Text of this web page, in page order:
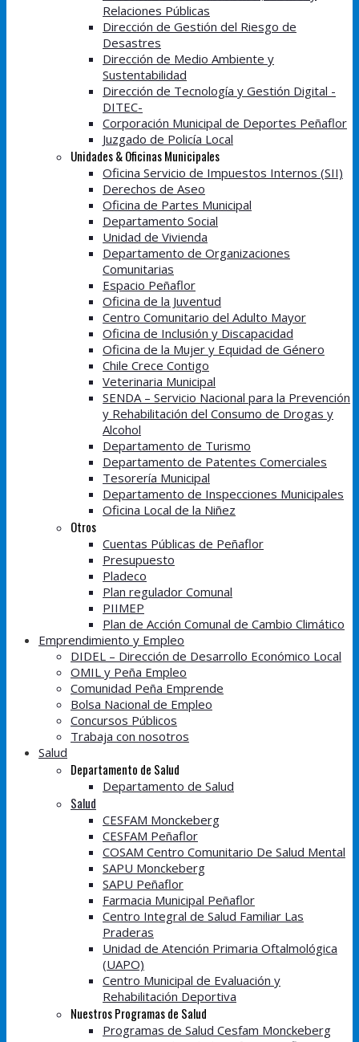
Relaciones Públicas
Dirección de Gestión del Riesgo de
Desastres
Dirección de Medio Ambiente y
Sustentabilidad
Dirección de Tecnología y Gestión Digital -
DITEC-
Corporación Municipal de Deportes Peñaflor
Juzgado de Policía Local
Unidades & Oficinas Municipales
Oficina Servicio de Impuestos Internos (SII)
Derechos de Aseo
Oficina de Partes Municipal
Departamento Social
Unidad de Vivienda
Departamento de Organizaciones
Comunitarias
Espacio Peñaflor
Oficina de la Juventud
Centro Comunitario del Adulto Mayor
Oficina de Inclusión y Discapacidad
Oficina de la Mujer y Equidad de Género
Chile Crece Contigo
Veterinaria Municipal
SENDA – Servicio Nacional para la Prevención
y Rehabilitación del Consumo de Drogas y
Alcohol
Departamento de Turismo
Departamento de Patentes Comerciales
Tesorería Municipal
Departamento de Inspecciones Municipales
Oficina Local de la Niñez
Otros
Cuentas Públicas de Peñaflor
Presupuesto
Pladeco
Plan regulador Comunal
PIIMEP
Plan de Acción Comunal de Cambio Climático
Emprendimiento y Empleo
DIDEL – Dirección de Desarrollo Económico Local
OMIL y Peña Empleo
Comunidad Peña Emprende
Bolsa Nacional de Empleo
Concursos Públicos
Trabaja con nosotros
Salud
Departamento de Salud
Departamento de Salud
Salud
CESFAM Monckeberg
CESFAM Peñaflor
COSAM Centro Comunitario De Salud Mental
SAPU Monckeberg
SAPU Peñaflor
Farmacia Municipal Peñaflor
Centro Integral de Salud Familiar Las
Praderas
Unidad de Atención Primaria Oftalmológica
(UAPO)
Centro Municipal de Evaluación y
Rehabilitación Deportiva
Nuestros Programas de Salud
Programas de Salud Cesfam Monckeberg